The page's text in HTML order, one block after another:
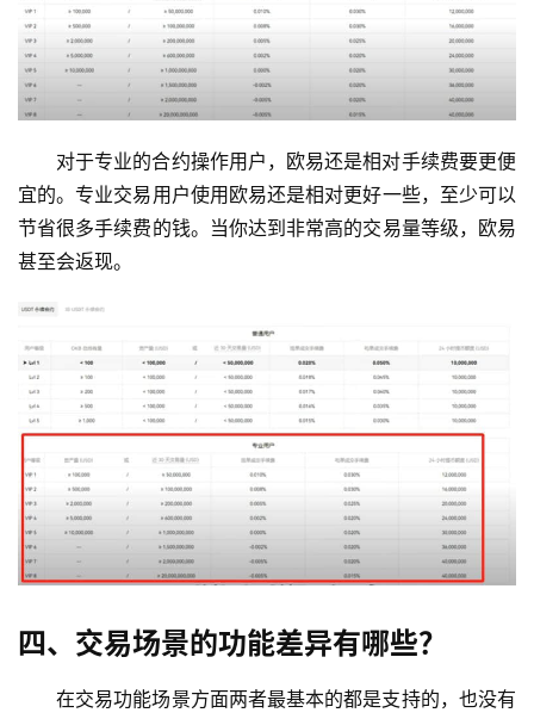
对于专业的合约操作用户，欧易还是相对手续费要更便
宜的。专业交易用户使用欧易还是相对更好一些，至少可以
节省很多手续费的钱。当你达到非常高的交易量等级，欧易
甚至会返现。
四、交易场景的功能差异有哪些？
在交易功能场景方面两者最基本的都是支持的，也没有